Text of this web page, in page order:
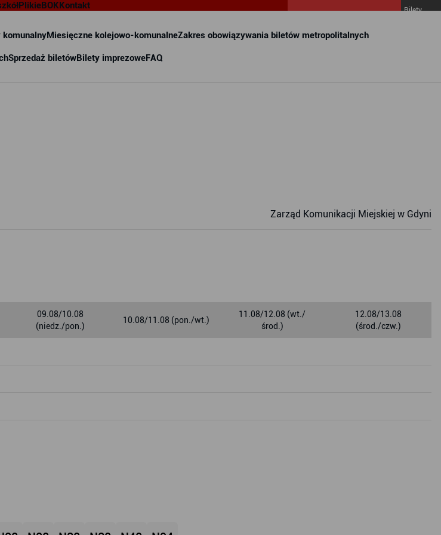
Miesięczne kolejowo-komunalneZakres obowiązywania biletów metropolitalnych
Sprzedaż biletówBilety imprezoweFAQ
PlikieBOKKontakt
Bilety
Zarząd Komunikacji Miejskiej w Gdyni
09.08/10.08
(niedz./pon.)
10.08/11.08 (pon./wt.)
11.08/12.08 (wt./
środ.)
12.08/13.08
(środ./czw.)